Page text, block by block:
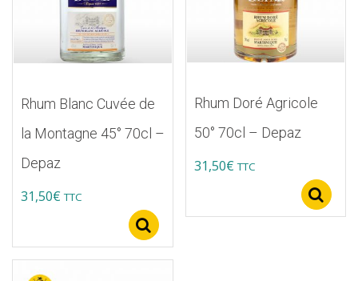
Rhum Blanc Cuvée de
la Montagne 45° 70cl –
Depaz
31,50€ TTC
Rhum Doré Agricole
50° 70cl – Depaz
31,50€ TTC